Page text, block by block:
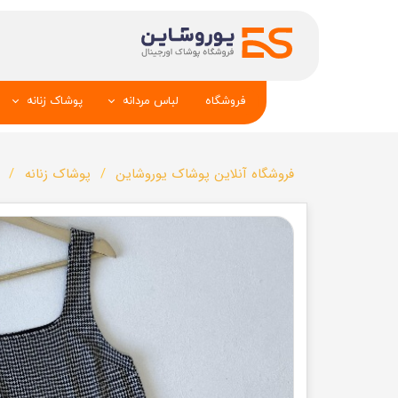
فروشگاه لباس مردانه
تک کت و جلیقه
شلوار
تیشرت
تاپ و شلوارک
کیف و کفش
سویشرت_بلوز_هودی
کاپشن_دستکش_کلاه
پوشاک زنانه
تونیک و
تاپ
شال و کلاه
تیشرت زنانه
شلوار زنانه
لباس زیر
فروشگاه آنلاین پوشاک یوروشاین پوشاک زنانه